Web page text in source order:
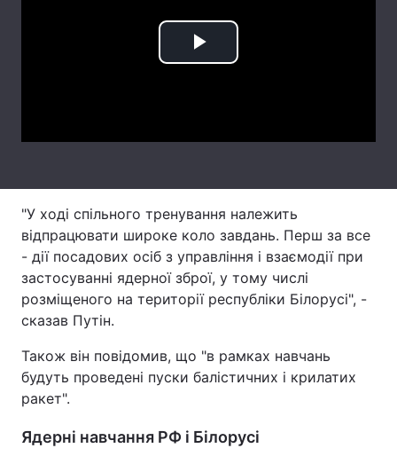
Тема оформлення
Play
"У ході спільного тренування належить
відпрацювати широке коло завдань. Перш за все
- дії посадових осіб з управління і взаємодії при
застосуванні ядерної зброї, у тому числі
розміщеного на території республіки Білорусі", -
сказав Путін.
Також він повідомив, що "в рамках навчань
будуть проведені пуски балістичних і крилатих
ракет".
Ядерні навчання РФ і Білорусі